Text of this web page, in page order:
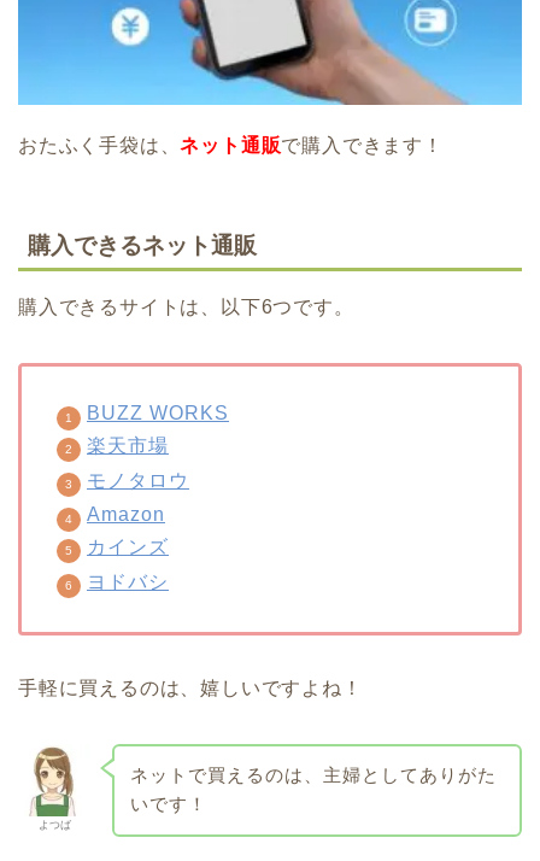
おたふく手袋は、ネット通販で購入できます！
購入できるネット通販
購入できるサイトは、以下6つです。
BUZZ WORKS
楽天市場
モノタロウ
Amazon
カインズ
ヨドバシ
手軽に買えるのは、嬉しいですよね！
よつば
ネットで買えるのは、主婦としてありがた
いです！